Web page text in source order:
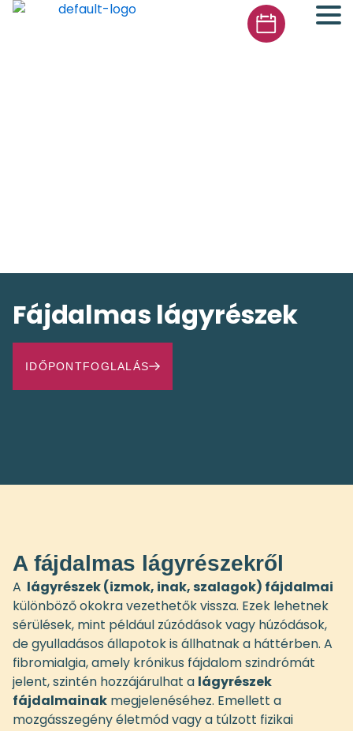
Fájdalmas lágyrészek
IDŐPONTFOGLALÁS
A fájdalmas lágyrészekről
A lágyrészek (izmok, inak, szalagok) fájdalmai
különböző okokra vezethetők vissza. Ezek lehetnek
sérülések, mint például zúzódások vagy húzódások,
de gyulladásos állapotok is állhatnak a háttérben. A
fibromialgia, amely krónikus fájdalom szindrómát
jelent, szintén hozzájárulhat a lágyrészek
fájdalmainak megjelenéséhez. Emellett a
mozgásszegény életmód vagy a túlzott fizikai